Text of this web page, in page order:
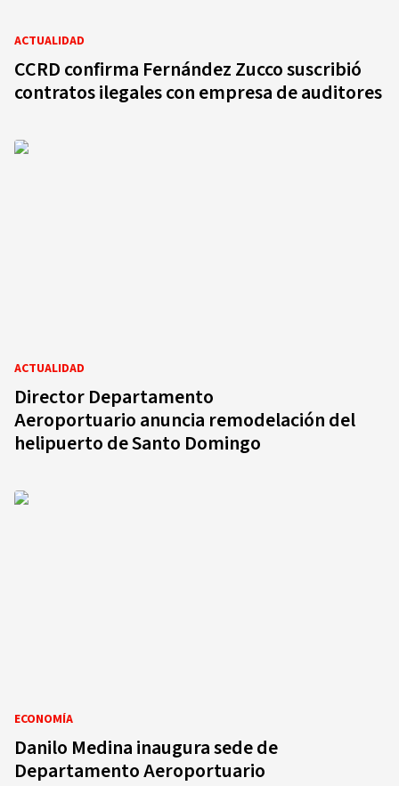
ACTUALIDAD
CCRD confirma Fernández Zucco suscribió
contratos ilegales con empresa de auditores
ACTUALIDAD
Director Departamento
Aeroportuario anuncia remodelación del
helipuerto de Santo Domingo
ECONOMÍA
Danilo Medina inaugura sede de
Departamento Aeroportuario